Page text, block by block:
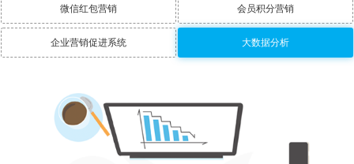
系
统
智
能
业
应
关
于
新
微信红包营销 会员积分营销
企业营销促进系统 大数据分析